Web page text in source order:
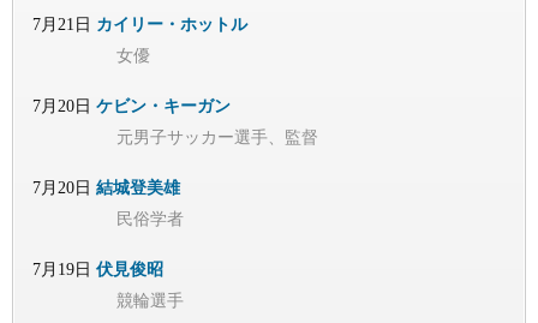
7月21日 カイリー・ホットル
女優
7月20日 ケビン・キーガン
元男子サッカー選手、監督
7月20日 結城登美雄
民俗学者
7月19日 伏見俊昭
競輪選手